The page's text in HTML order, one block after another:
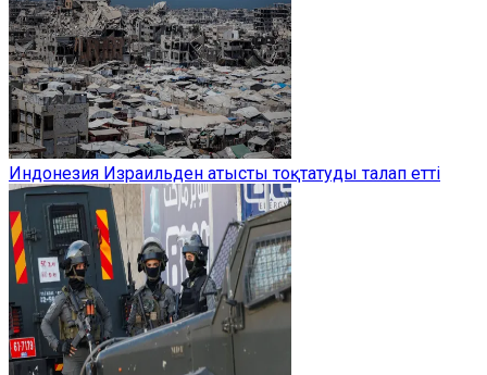
Индонезия Израильден атысты тоқтатуды талап етті